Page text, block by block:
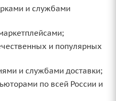
и службами
и популярных
и службами доставки;
по всей России и